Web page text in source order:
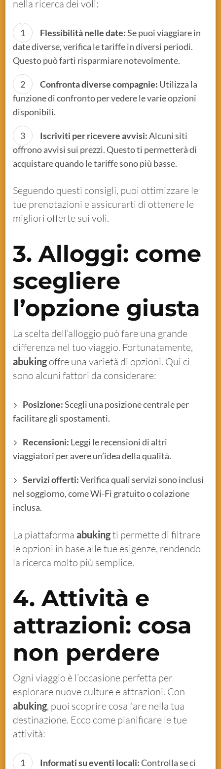
nella ricerca dei voli:
Flessibilità nelle date:Se puoi viaggiare in
date diverse, verifica le tariffe in diversi periodi.
Questo può farti risparmiare notevolmente.
Confronta diverse compagnie: Utilizza la
funzione di confronto per vedere le varie opzioni
disponibili.
Iscriviti per ricevere avvisi:Alcuni siti
offrono avvisi sui prezzi. Questo ti permetterà di
acquistare quando le tariffe sono più basse.
Seguendo questi consigli, puoi ottimizzare le
tue prenotazioni e assicurarti di ottenere le
migliori offerte sui voli.
3. Alloggi: come
scegliere
l’opzione giusta
La scelta dell’alloggio può fare una grande
differenza nel tuo viaggio. Fortunatamente,
abuking offre una varietà di opzioni. Qui ci
sono alcuni fattori da considerare:
Posizione:Scegli una posizione centrale per
facilitare gli spostamenti.
Recensioni: Leggi le recensioni di altri
viaggiatori per avere un’idea della qualità.
Servizi offerti:Verifica quali servizi sono inclusi
nel soggiorno, come Wi-Fi gratuito o colazione
inclusa.
La piattaformaabukingti permette di filtrare
le opzioni in base alle tue esigenze, rendendo
la ricerca molto più semplice.
4. Attività e
attrazioni: cosa
non perdere
Ogni viaggio è l’occasione perfetta per
esplorare nuove culture e attrazioni. Con
abuking, puoi scoprire cosa fare nella tua
destinazione. Ecco come pianificare le tue
attività:
Informati su eventi locali:Controlla se ci